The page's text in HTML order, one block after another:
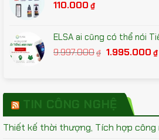
110.000 ₫
ELSA ai cũng có thể nói
9.997.000₫ Giá
1.995.000 ₫
TIN CÔNG NGHỆ
Thiết kế thời thượng, Tích hợp công